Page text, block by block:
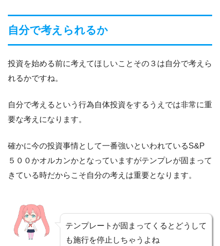
自分で考えられるか
投資を始める前に考えてほしいことその３は自分で考えら
れるかですね。
自分で考えるという行為自体投資をするうえでは非常に重
要な考えになります。
確かに今の投資事情として一番強いといわれているS&P
５００かオルカンかとなっていますがテンプレが固まって
きている時だからこそ自分の考えは重要となります。
テンプレートが固まってくるとどうして
も施行を停止しちゃうよね